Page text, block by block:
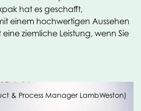
hat es geschafft,
einem hochwertigen Aussehen
ziemliche Leistung, wenn Sie
& Process Manager LambWeston)